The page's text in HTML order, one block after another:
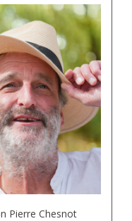
Pierre Chesnot